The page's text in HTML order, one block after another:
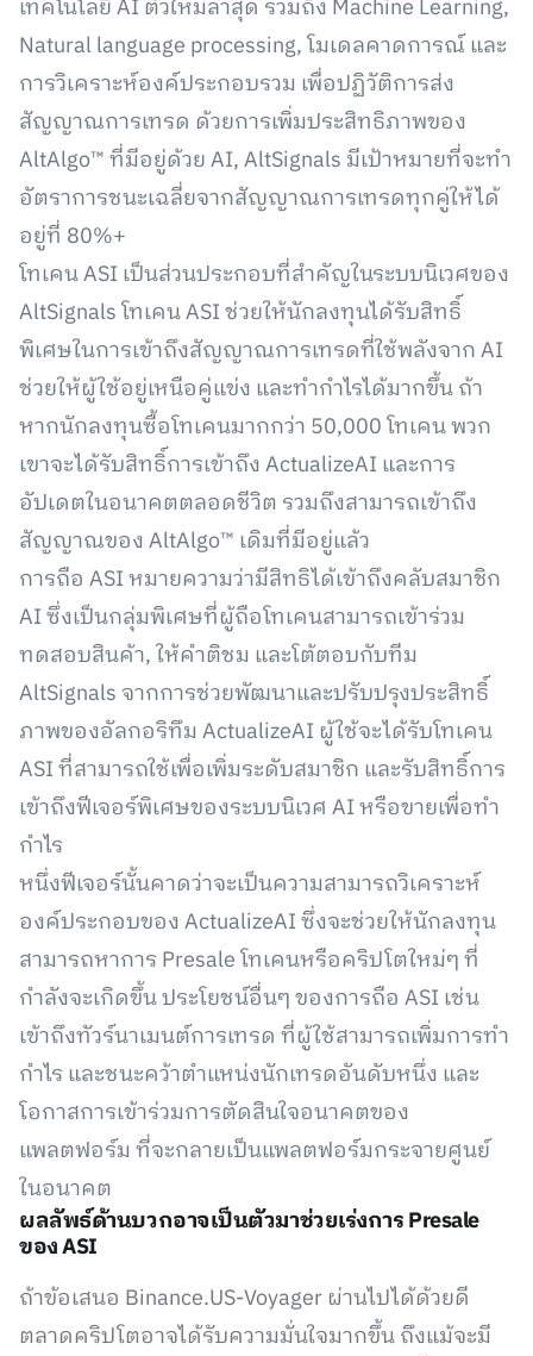
เทคโนโลยี AI ตัวใหม่ล่าสุด รวมถึง Machine Learning,
Natural language processing, โมเดลคาดการณ์ และ
การวิเคราะห์องค์ประกอบรวม เพื่อปฏิวัติการส่ง
สัญญาณการเทรด ด้วยการเพิ่มประสิทธิภาพของ
AltAlgo™ ที่มีอยู่ด้วย AI, AltSignals มีเป้าหมายที่จะทำ
อัตราการชนะเฉลี่ยจากสัญญาณการเทรดทุกคู่ให้ได้
อยู่ที่ 80%+
โทเคน ASI เป็นส่วนประกอบที่สำคัญในระบบนิเวศของ
AltSignals โทเคน ASI ช่วยให้นักลงทุนได้รับสิทธิ์
พิเศษในการเข้าถึงสัญญาณการเทรดที่ใช้พลังจาก AI
ช่วยให้ผู้ใช้อยู่เหนือคู่แข่ง และทำกำไรได้มากขึ้น ถ้า
หากนักลงทุนซื้อโทเคนมากกว่า 50,000 โทเคน พวก
เขาจะได้รับสิทธิ์การเข้าถึง ActualizeAI และการ
อัปเดตในอนาคตตลอดชีวิต รวมถึงสามารถเข้าถึง
สัญญาณของ AltAlgo™ เดิมที่มีอยู่แล้ว
การถือ ASI หมายความว่ามีสิทธิได้เข้าถึงคลับสมาชิก
AI ซึ่งเป็นกลุ่มพิเศษที่ผู้ถือโทเคนสามารถเข้าร่วม
ทดสอบสินค้า, ให้คำติชม และโต้ตอบกับทีม
AltSignals จากการช่วยพัฒนาและปรับปรุงประสิทธิ์
ภาพของอัลกอริทึม ActualizeAI ผู้ใช้จะได้รับโทเคน
ASI ที่สามารถใช้เพื่อเพิ่มระดับสมาชิก และรับสิทธิ์การ
เข้าถึงฟีเจอร์พิเศษของระบบนิเวศ AI หรือขายเพื่อทำ
กำไร
หนึ่งฟีเจอร์นั้นคาดว่าจะเป็นความสามารถวิเคราะห์
องค์ประกอบของ ActualizeAI ซึ่งจะช่วยให้นักลงทุน
สามารถหาการ Presale โทเคนหรือคริปโตใหม่ๆ ที่
กำลังจะเกิดขึ้น ประโยชน์อื่นๆ ของการถือ ASI เช่น
เข้าถึงทัวร์นาเมนต์การเทรด ที่ผู้ใช้สามารถเพิ่มการทำ
กำไร และชนะคว้าตำแหน่งนักเทรดอันดับหนึ่ง และ
โอกาสการเข้าร่วมการตัดสินใจอนาคตของ
แพลตฟอร์ม ที่จะกลายเป็นแพลตฟอร์มกระจายศูนย์
ในอนาคต
ผลลัพธ์ด้านบวกอาจเป็นตัวมาช่วยเร่งการ Presale
ของ ASI
ถ้าข้อเสนอ Binance.US-Voyager ผ่านไปได้ด้วยดี
ตลาดคริปโตอาจได้รับความมั่นใจมากขึ้น ถึงแม้จะมี